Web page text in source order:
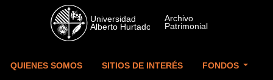
Skip to main content
QUIENES SOMOS SITIOS DE INTERÉS FONDOS